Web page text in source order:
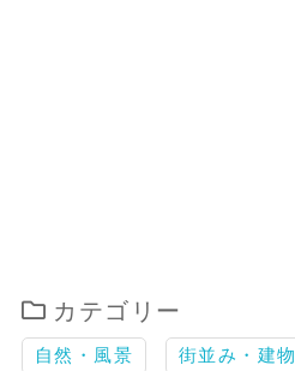
カテゴリー
自然・風景 街並み・建物